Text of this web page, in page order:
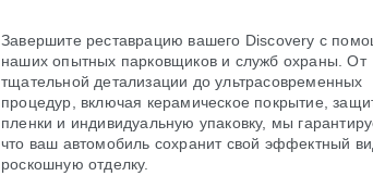
Завершите реставрацию вашего Discovery с
наших опытных парковщиков и служб охраны. От
тщательной детализации до ультрасовременных
процедур, включая керамическое покрытие,
пленки и индивидуальную упаковку, мы
что ваш автомобиль сохранит свой эффектный
роскошную отделку.